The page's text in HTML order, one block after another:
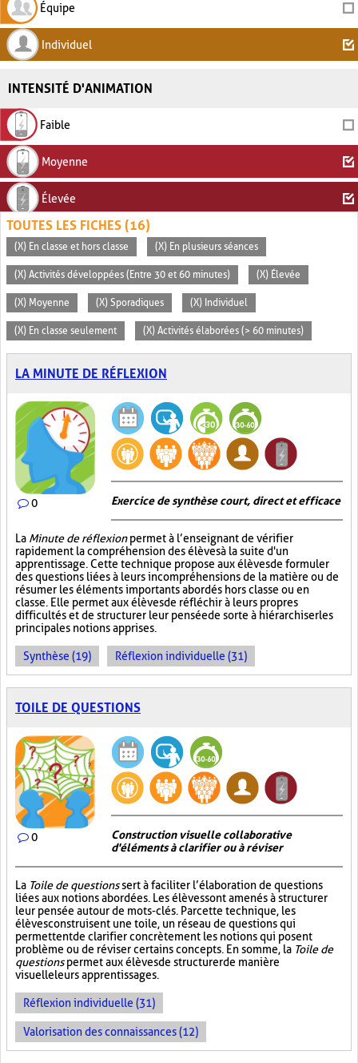
Équipe
Individuel
INTENSITÉ D'ANIMATION
Faible
Moyenne
Élevée
TOUTES LES FICHES (16)
(X) En classe et hors classe (X) En plusieurs séances
(X) Activités développées (Entre 30 et 60 minutes) (X) Élevée
(X) Moyenne (X) Sporadiques (X) Individuel
(X) En classe seulement (X) Activités élaborées (> 60 minutes)
LA MINUTE DE RÉFLEXION
0 Exercice de synthèse court, direct et efficace
La Minute de réflexionpermet à l’enseignant de vérifier
rapidement la compréhension des élèves à la suite d'un
apprentissage. Cette technique propose aux élèves de formuler
des questions liées à leurs incompréhensions de la matière ou de
résumer les éléments importants abordés hors classe ou en
classe. Elle permet aux élèves de réfléchir à leurs propres
difficultés et de structurer leur pensée de sorte à hiérarchiser les
principales notions apprises.
Synthèse (19) Réflexion individuelle (31)
TOILE DE QUESTIONS
0
Construction visuelle collaborative
d'éléments à clarifier ou à réviser
La Toile de questionssert à faciliter l’élaboration de questions
liées aux notions abordées. Les élèves sont amenés à structurer
leur pensée autour de mots-clés. Par cette technique, les
élèves construisent une toile, un réseau de questions qui
permettent de clarifier concrètement les notions qui posent
problème ou de réviser certains concepts. En somme, la Toile de
questionspermet aux élèves de structurer de manière
visuelle leurs apprentissages.
Réflexion individuelle (31)
Valorisation des connaissances (12)